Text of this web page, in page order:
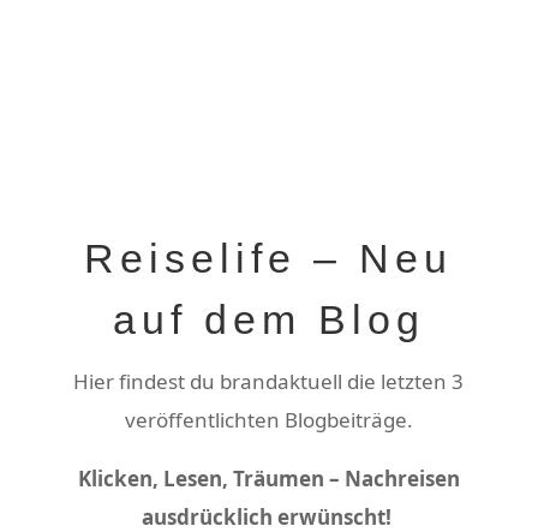
Reiselife – Neu
auf dem Blog
Hier findest du brandaktuell die letzten 3
veröffentlichten Blogbeiträge.
Klicken, Lesen, Träumen – Nachreisen
ausdrücklich erwünscht!